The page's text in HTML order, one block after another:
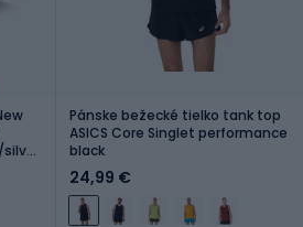
Pánske bežecké tielko tank top
ASICS Core Singlet performance
black
24,99 €